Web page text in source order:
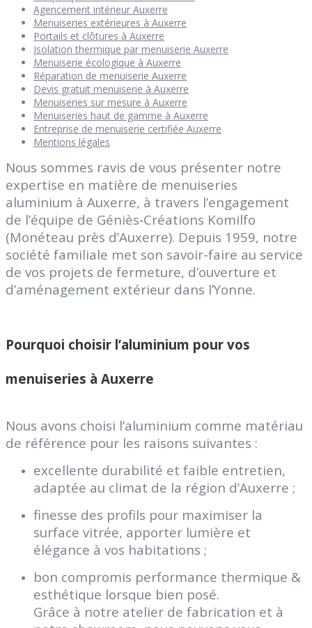
Agencement intérieur Auxerre
Menuiseries extérieures à Auxerre
Portails et clôtures à Auxerre
Isolation thermique par menuiserie Auxerre
Menuiserie écologique à Auxerre
Réparation de menuiserie Auxerre
Devis gratuit menuiserie à Auxerre
Menuiseries sur mesure à Auxerre
Menuiseries haut de gamme à Auxerre
Entreprise de menuiserie certifiée Auxerre
Mentions légales
Nous sommes ravis de vous présenter notre
expertise en matière de menuiseries
aluminium à Auxerre, à travers l’engagement
de l’équipe de Géniès‑Créations Komilfo
(Monéteau près d’Auxerre). Depuis 1959, notre
société familiale met son savoir-faire au service
de vos projets de fermeture, d’ouverture et
d’aménagement extérieur dans l’Yonne.
Pourquoi choisir l’aluminium pour vos
menuiseries à Auxerre
Nous avons choisi l’aluminium comme matériau
de référence pour les raisons suivantes :
excellente durabilité et faible entretien,
adaptée au climat de la région d’Auxerre ;
finesse des profils pour maximiser la
surface vitrée, apporter lumière et
élégance à vos habitations ;
bon compromis performance thermique &
esthétique lorsque bien posé.
Grâce à notre atelier de fabrication et à